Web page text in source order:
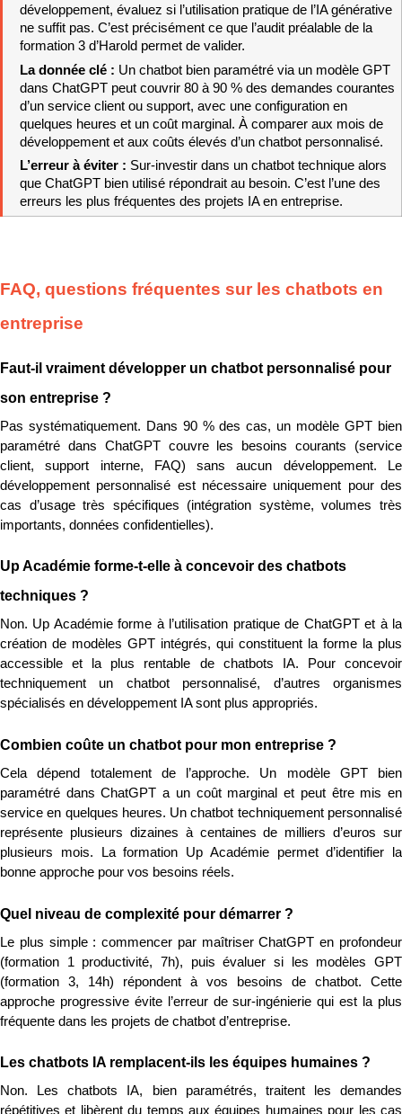
développement, évaluez si l’utilisation pratique de l’IA générative
ne suffit pas. C’est précisément ce que l’audit préalable de la
formation 3 d’Harold permet de valider.
La donnée clé : Un chatbot bien paramétré via un modèle GPT
dans ChatGPT peut couvrir 80 à 90 % des demandes courantes
d’un service client ou support, avec une configuration en
quelques heures et un coût marginal. À comparer aux mois de
développement et aux coûts élevés d’un chatbot personnalisé.
L’erreur à éviter : Sur-investir dans un chatbot technique alors
que ChatGPT bien utilisé répondrait au besoin. C’est l’une des
erreurs les plus fréquentes des projets IA en entreprise.
FAQ, questions fréquentes sur les chatbots en
entreprise
Faut-il vraiment développer un chatbot personnalisé pour
son entreprise ?
Pas systématiquement. Dans 90 % des cas, un modèle GPT bien
paramétré dans ChatGPT couvre les besoins courants (service
client, support interne, FAQ) sans aucun développement. Le
développement personnalisé est nécessaire uniquement pour des
cas d’usage très spécifiques (intégration système, volumes très
importants, données confidentielles).
Up Académie forme-t-elle à concevoir des chatbots
techniques ?
Non. Up Académie forme à l’utilisation pratique de ChatGPT et à la
création de modèles GPT intégrés, qui constituent la forme la plus
accessible et la plus rentable de chatbots IA. Pour concevoir
techniquement un chatbot personnalisé, d’autres organismes
spécialisés en développement IA sont plus appropriés.
Combien coûte un chatbot pour mon entreprise ?
Cela dépend totalement de l’approche. Un modèle GPT bien
paramétré dans ChatGPT a un coût marginal et peut être mis en
service en quelques heures. Un chatbot techniquement personnalisé
représente plusieurs dizaines à centaines de milliers d’euros sur
plusieurs mois. La formation Up Académie permet d’identifier la
bonne approche pour vos besoins réels.
Quel niveau de complexité pour démarrer ?
Le plus simple : commencer par maîtriser ChatGPT en profondeur
(formation 1 productivité, 7h), puis évaluer si les modèles GPT
(formation 3, 14h) répondent à vos besoins de chatbot. Cette
approche progressive évite l’erreur de sur-ingénierie qui est la plus
fréquente dans les projets de chatbot d’entreprise.
Les chatbots IA remplacent-ils les équipes humaines ?
Non. Les chatbots IA, bien paramétrés, traitent les demandes
répétitives et libèrent du temps aux équipes humaines pour les cas